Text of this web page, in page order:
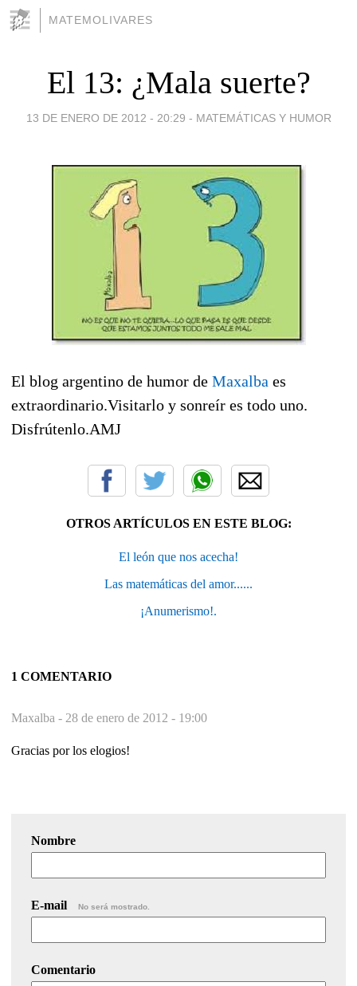
MATEMOLIVARES
El 13: ¿Mala suerte?
13 DE ENERO DE 2012 - 20:29 - MATEMÁTICAS Y HUMOR
El blog argentino de humor de Maxalba es
extraordinario.Visitarlo y sonreír es todo uno.
Disfrútenlo.AMJ
OTROS ARTÍCULOS EN ESTE BLOG:
El león que nos acecha!
Las matemáticas del amor......
¡Anumerismo!.
1 COMENTARIO
Maxalba - 28 de enero de 2012 - 19:00
Gracias por los elogios!
Nombre
E-mail No será mostrado.
Comentario